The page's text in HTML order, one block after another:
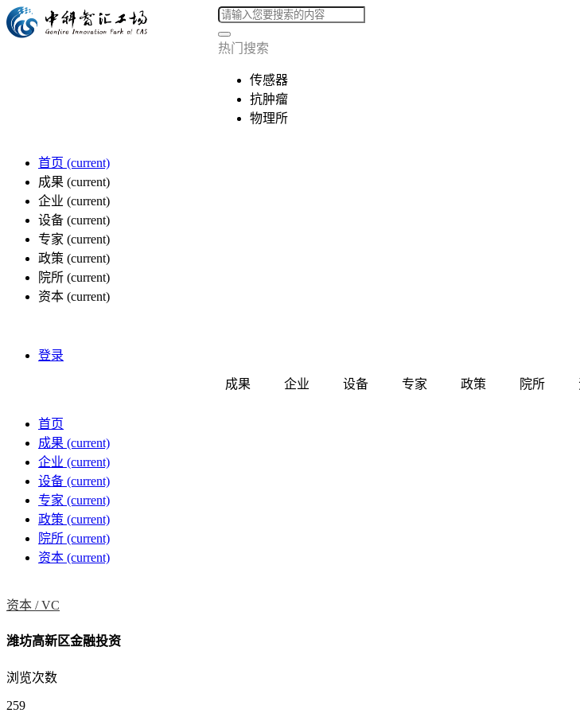
热门搜索
传感器
抗肿瘤
物理所
首页 (current)
成果 (current)
企业 (current)
设备 (current)
专家 (current)
政策 (current)
院所 (current)
资本 (current)
登录
成果 企业 设备 专家 政策 院所
首页
成果 (current)
企业 (current)
设备 (current)
专家 (current)
政策 (current)
院所 (current)
资本 (current)
资本 /VC
潍坊高新区金融投资
浏览次数
259